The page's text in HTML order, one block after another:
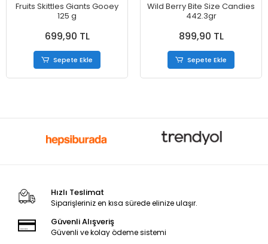
Fruits Skittles Giants Gooey
125 g
699,90 TL
Sepete Ekle
Wild Berry Bite Size Candies
442.3gr
899,90 TL
Sepete Ekle
Hızlı Teslimat
Siparişleriniz en kısa sürede elinize ulaşır.
Güvenli Alışveriş
Güvenli ve kolay ödeme sistemi